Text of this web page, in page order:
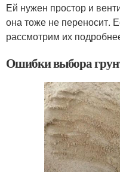
Ей нужен простор и
она тоже не переносит.
рассмотрим их
Ошибки выбора